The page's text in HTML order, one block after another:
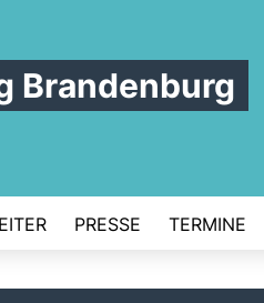
Brandenburg
PRESSE TERMINE